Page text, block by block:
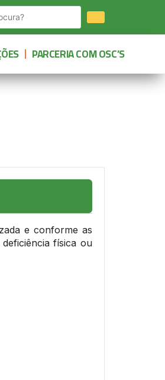
PARCERIA COM OSC’S
e conforme as
física ou